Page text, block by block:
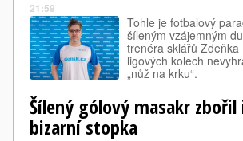
21:59
Tohle je fotbalový
šíleným vzájemným
trenéra sklářů
ligových kolech
„nůž na krku“.
Šílený gólový masakr
bizarní stopka